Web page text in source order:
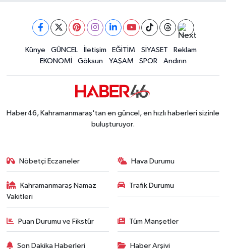
Künye GÜNCEL İletişim EĞİTİM SİYASET
Reklam
EKONOMİ
Göksun YAŞAM SPOR Andırın
Haber46, Kahramanmaraş'tan en güncel, en hızlı haberleri sizinle
buluşturuyor.
Nöbetçi Eczaneler Hava Durumu
Kahramanmaraş Namaz
Vakitleri
Trafik Durumu
Puan Durumu ve Fikstür Tüm Manşetler
Son Dakika Haberleri Haber Arşivi